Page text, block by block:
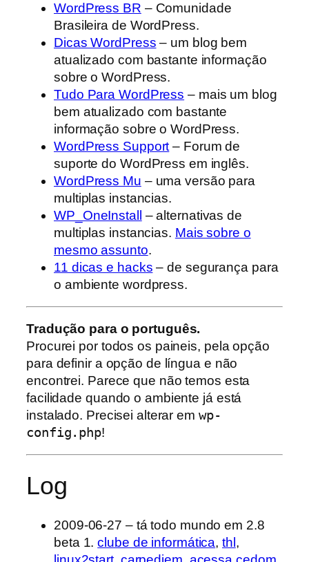
WordPress BR – Comunidade
Brasileira de WordPress.
Dicas WordPress – um blog bem
atualizado com bastante informação
sobre o WordPress.
Tudo Para WordPress – mais um blog
bem atualizado com bastante
informação sobre o WordPress.
WordPress Support – Forum de
suporte do WordPress em inglês.
WordPress Mu – uma versão para
multiplas instancias.
WP_OneInstall
– alternativas de
multiplas instancias. Mais sobre o
mesmo assunto.
11 dicas e hacks – de segurança para
o ambiente wordpress.
Tradução para o português.
Procurei por todos os paineis, pela opção
para definir a opção de língua e não
encontrei. Parece que não temos esta
facilidade quando o ambiente já está
instalado. Precisei alterar em wp-
config.php!
Log
2009-06-27 – tá todo mundo em 2.8
beta 1.clube de informática,thl ,